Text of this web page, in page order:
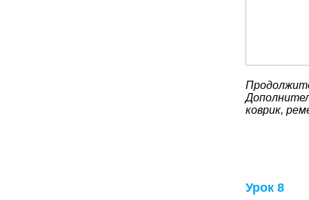
коврик,
Урок 8